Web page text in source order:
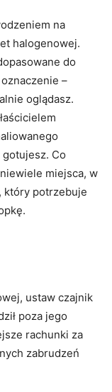
na
halogenowej.
do
–
oglądasz.
Co
miejsca, w
który potrzebuje
ustaw czajnik
poza jego
rachunki za
zabrudzeń